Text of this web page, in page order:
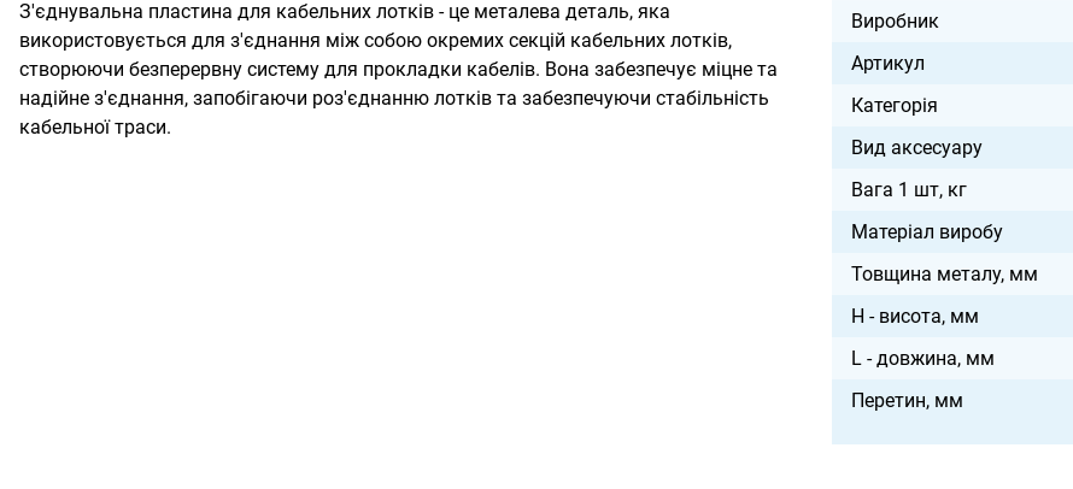
З'єднувальна пластина для кабельних лотків - це металева деталь, яка
використовується для з'єднання між собою окремих секцій кабельних лотків,
створюючи безперервну систему для прокладки кабелів. Вона забезпечує міцне та
надійне з'єднання, запобігаючи роз'єднанню лотків та забезпечуючи стабільність
кабельної траси.
Виробник
Артикул
Категорія
Вид аксесуару
Вага 1 шт, кг
Матеріал виробу
Товщина металу, мм
H - висота, мм
L - довжина, мм
Перетин, мм